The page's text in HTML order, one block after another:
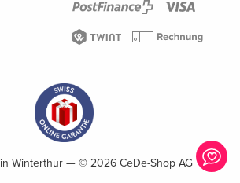
in Winterthur — © 2026 CeDe-Shop AG